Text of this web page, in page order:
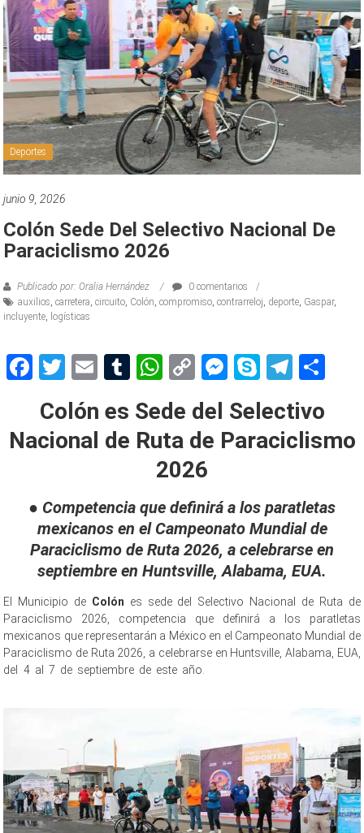
Deportes
junio 9, 2026
Colón Sede Del Selectivo Nacional De
Paraciclismo 2026
Publicado por: Oralia Hernández
0 comentarios
auxilios ,carretera ,circuito Colón ,compromiso ,contrarreloj deporte Gaspar,
incluyente
logísticas
Facebook
Twitter
EmailTumblr
WhatsApp
CopyMessenger
Skype
Colón es Sede del Selectivo
Nacional de Ruta de Paraciclismo
2026
● Competencia que definirá a los paratletas
mexicanos en el Campeonato Mundial de
Paraciclismo de Ruta 2026, a celebrarse en
septiembre en Huntsville, Alabama, EUA.
El Municipio de Colón es sede del Selectivo Nacional de Ruta de
Paraciclismo 2026, competencia que definirá a los paratletas
mexicanos que representarán a México en el Campeonato Mundial de
Paraciclismo de Ruta 2026, a celebrarse en Huntsville, Alabama, EUA,
del 4 al 7 de septiembre de este año.